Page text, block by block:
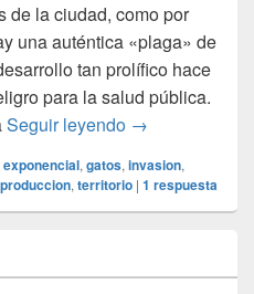
de la ciudad, como por
una auténtica «plaga» de
tan prolífico hace
para la salud pública.
Seguir leyendo Gatos
→
exponencial, gatos, invasion,
, territorio | 1 respuesta